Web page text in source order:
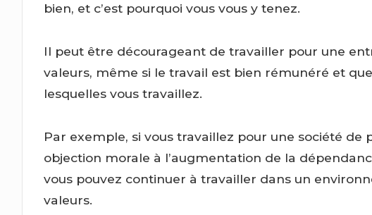
bien, et c’est pourquoi vous vous y tenez.
Il peut être décourageant de travailler pour une
valeurs, même si le travail est bien rémunéré et
lesquelles vous travaillez.
Par exemple, si vous travaillez pour une société de
objection morale à l’augmentation de la
vous pouvez continuer à travailler dans un
valeurs.